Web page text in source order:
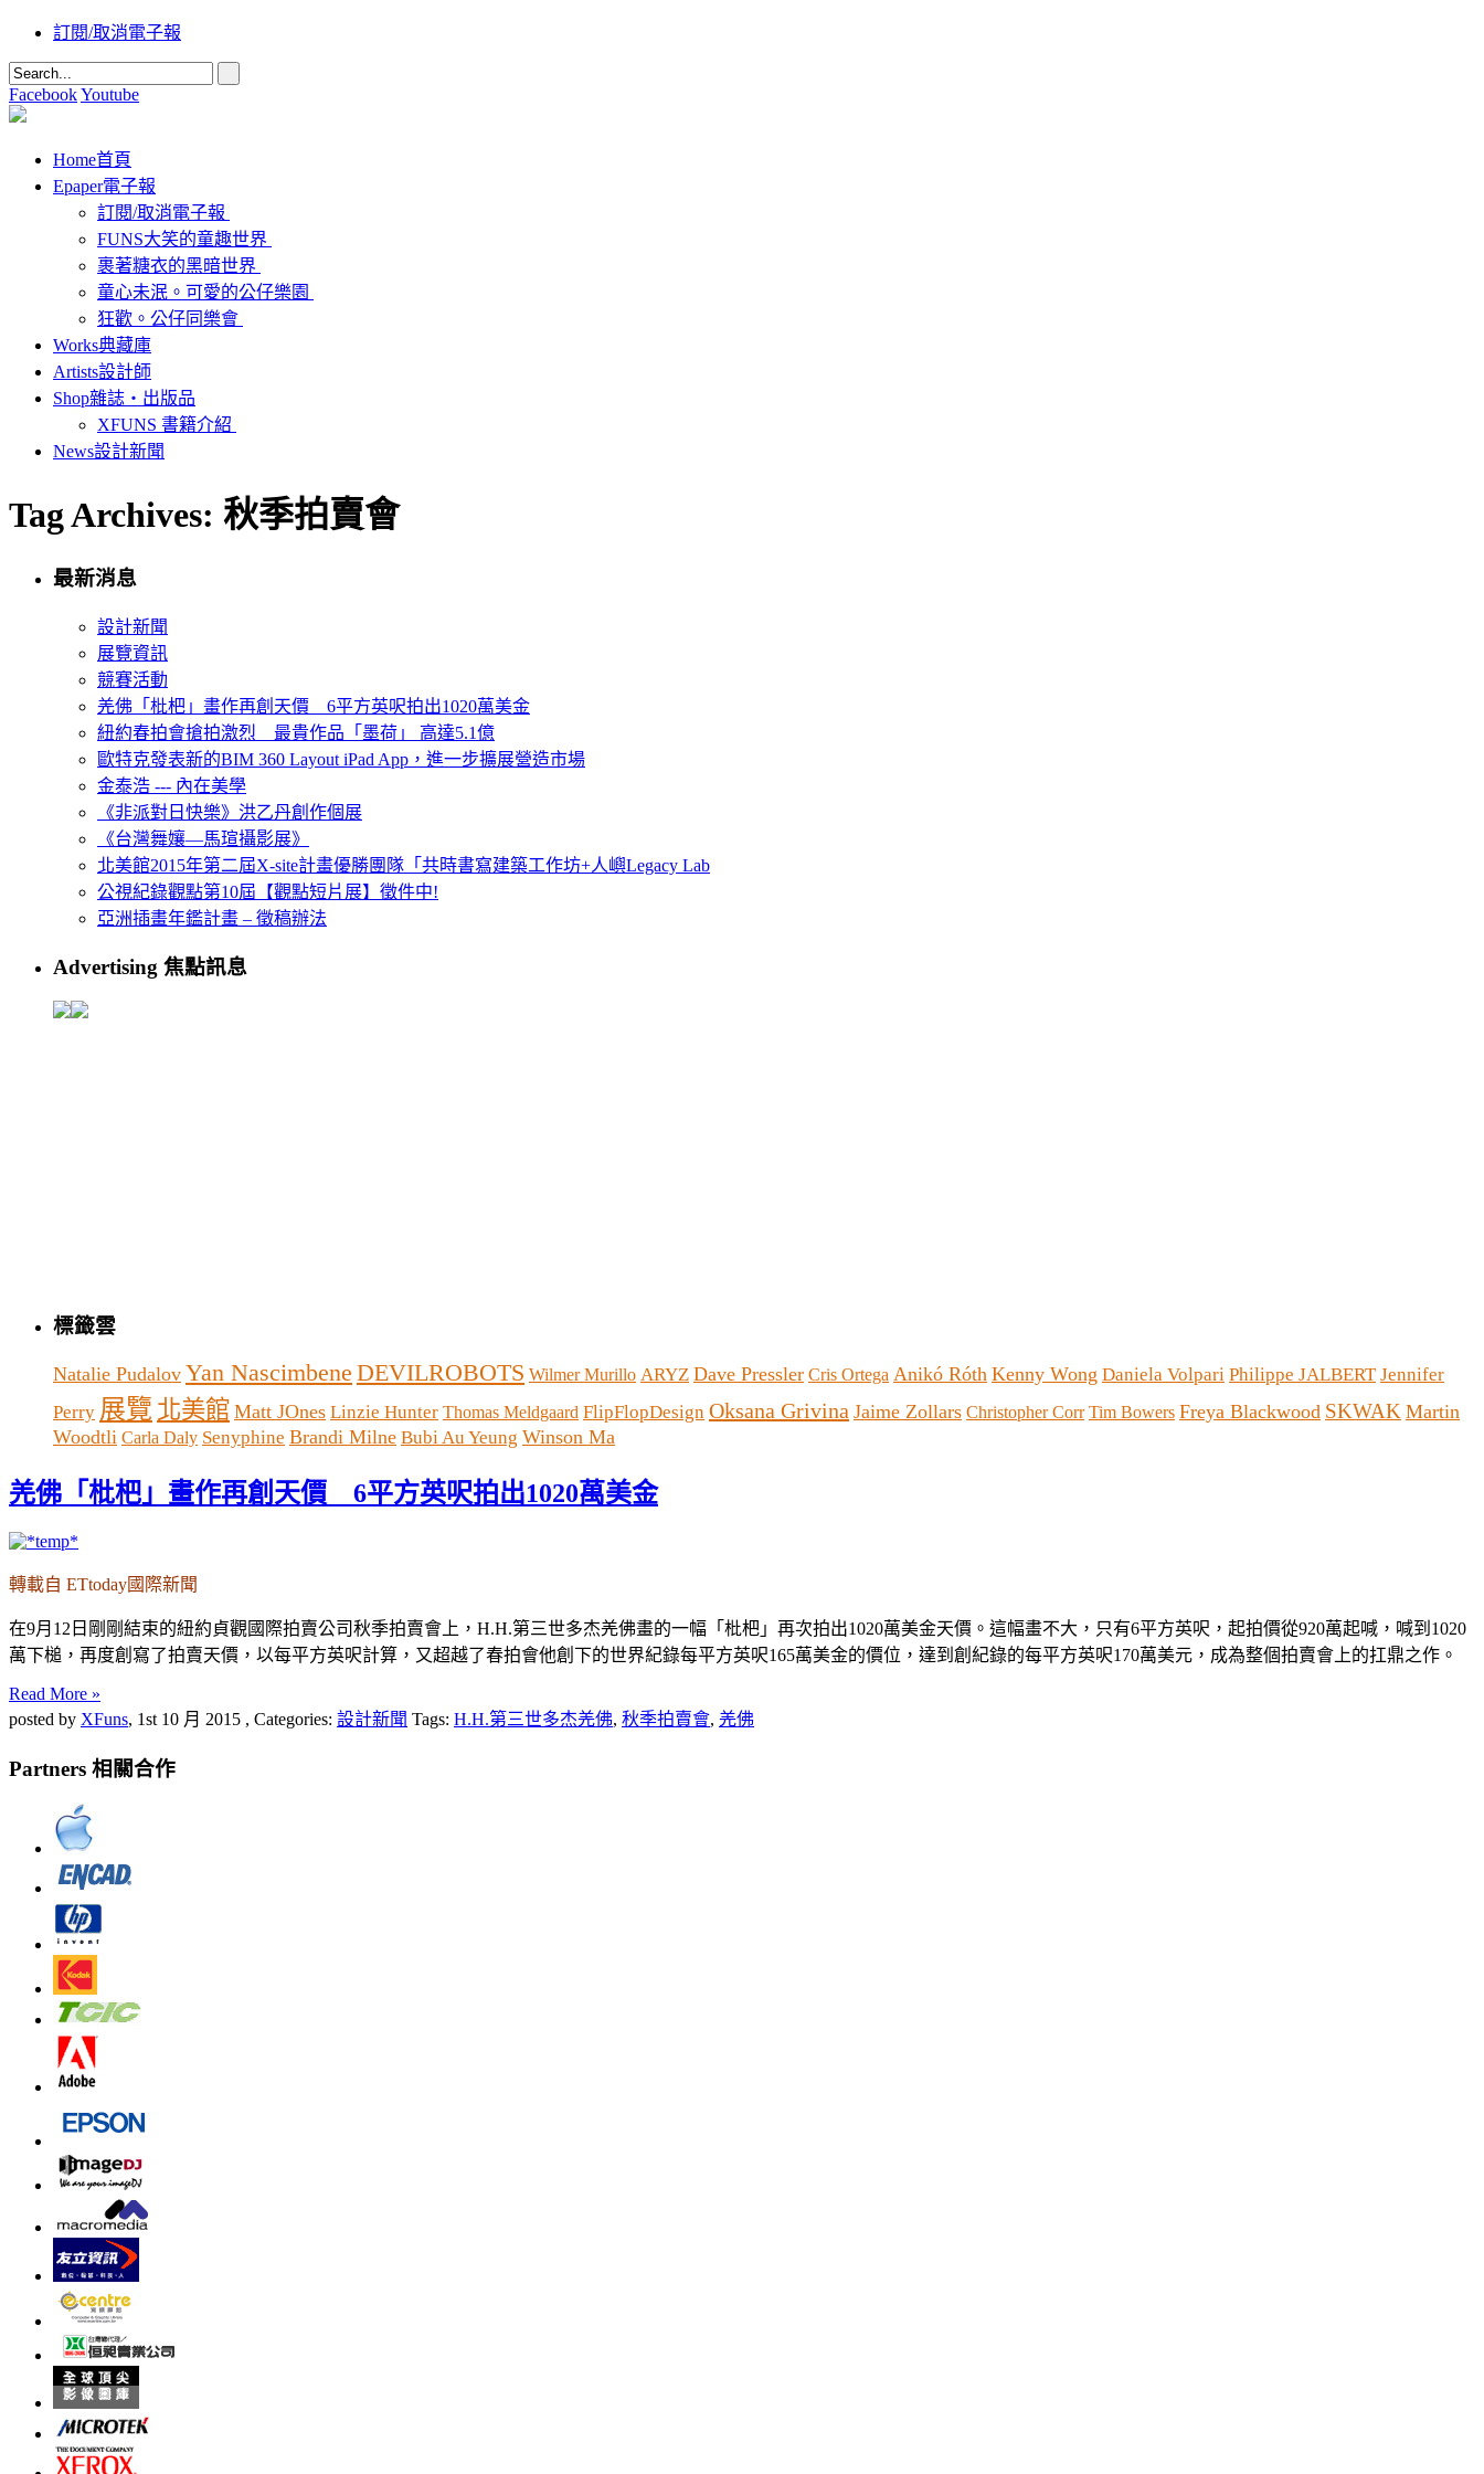
訂閱/取消電子報
FacebookYoutube
Home首頁
Epaper電子報
訂閱/取消電子報
FUNS大笑的童趣世界
裹著糖衣的黑暗世界
童心未泯。可愛的公仔樂園
狂歡。公仔同樂會
Works典藏庫
Artists設計師
Shop雜誌‧出版品
XFUNS 書籍介紹
News設計新聞
Tag Archives: 秋季拍賣會
最新消息
設計新聞
展覽資訊
競賽活動
羌佛「枇杷」畫作再創天價 6平方英呎拍出1020萬美金
紐約春拍會搶拍激烈 最貴作品「墨荷」 高達5.1億
歐特克發表新的BIM 360 Layout iPad App，進一步擴展營造市場
金泰浩 --- 內在美學
《非派對日快樂》洪乙丹創作個展
《台灣舞孃—馬瑄攝影展》
北美館2015年第二屆X-site計畫優勝團隊「共時書寫建築工作坊+人嶼Legacy Lab
公視紀錄觀點第10屆【觀點短片展】徵件中!
亞洲插畫年鑑計畫 – 徵稿辦法
Advertising 焦點訊息
標籤雲
Natalie Pudalov Yan Nascimbene DEVILROBOTS Wilmer Murillo ARYZ Dave Pressler Cris Ortega Anikó Róth Kenny Wong Daniela Volpari Philippe JALBERT Jennifer
Perry 展覽 北美館 Matt JOnes Linzie Hunter Thomas Meldgaard FlipFlopDesign Oksana Grivina Jaime Zollars Christopher Corr Tim Bowers Freya Blackwood SKWAK Martin
Woodtli Carla Daly Senyphine Brandi Milne Bubi Au Yeung Winson Ma
羌佛「枇杷」畫作再創天價 6平方英呎拍出1020萬美金
轉載自 ETtoday國際新聞
在9月12日剛剛結束的紐約貞觀國際拍賣公司秋季拍賣會上，H.H.第三世多杰羌佛畫的一幅「枇杷」再次拍出1020萬美金天價。這幅畫不大，只有6平方英呎，起拍價從920萬起喊，喊到1020
萬下槌，再度創寫了拍賣天價，以每平方英呎計算，又超越了春拍會他創下的世界紀錄每平方英呎165萬美金的價位，達到創紀錄的每平方英呎170萬美元，成為整個拍賣會上的扛鼎之作。
Read More »
posted by XFuns, 1st 10 月 2015 , Categories: 設計新聞 Tags: H.H.第三世多杰羌佛, 秋季拍賣會, 羌佛
Partners 相關合作